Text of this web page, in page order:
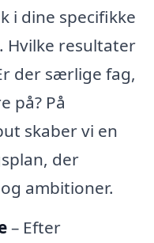
i dine specifikke
Hvilke resultater
der særlige fag,
på? På
skaber vi en
der
ambitioner.
– Efter